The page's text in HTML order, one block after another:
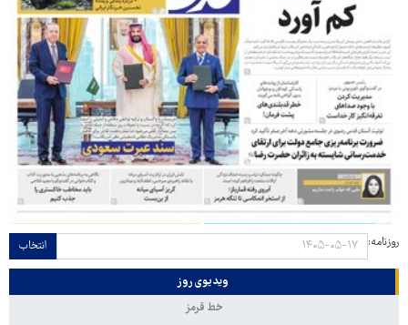
روزنامه: انتخاب
ویدیوی روز
خط قرمز